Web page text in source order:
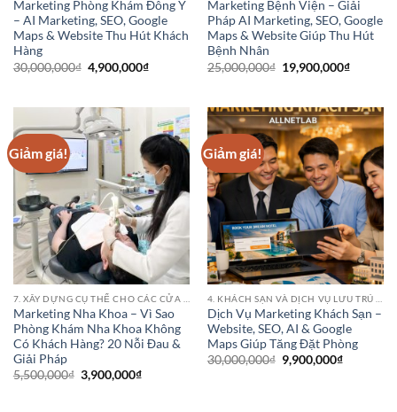
Marketing Phòng Khám Đông Y
– AI Marketing, SEO, Google
Maps & Website Thu Hút Khách
Hàng
30,000,000₫ Giá
gốc
4,900,000₫Giá
4,900,000₫.
Marketing Bệnh Viện – Giải
Pháp AI Marketing, SEO, Google
Maps & Website Giúp Thu Hút
Bệnh Nhân
25,000,000₫ Giá
gốc
19,900,000₫Giá
Giảm giá!
Marketing Nha Khoa – Vì Sao
Phòng Khám Nha Khoa Không
Có Khách Hàng? 20 Nỗi Đau &
Giải Pháp
5,500,000₫ Giá
gốc
3,900,000₫Giá
Giảm giá!
Dịch Vụ Marketing Khách Sạn –
Website, SEO, AI & Google
Maps Giúp Tăng Đặt Phòng
30,000,000₫ Giá
gốc
9,900,000₫Giá